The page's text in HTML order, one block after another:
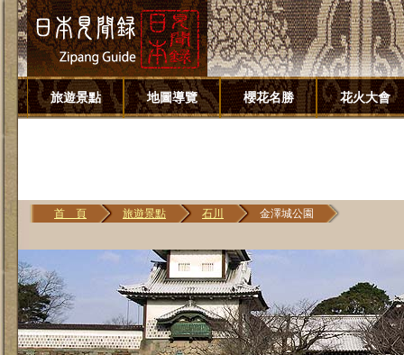
旅遊景點 地圖導覽 櫻花名勝 花火大會
首 頁 旅遊景點 石川 金澤城公園